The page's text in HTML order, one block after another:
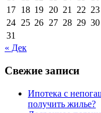
17 18 19 20 21 22 23
24 25 26 27 28 29 30
31
« Дек
Свежие записи
Ипотека с
получить жилье?